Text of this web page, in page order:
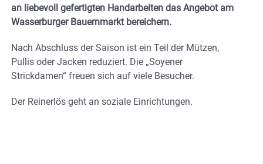
an liebevoll gefertigten Handarbeiten das Angebot am
Wasserburger Bauernmarkt bereichern.
Nach Abschluss der Saison ist ein Teil der Mützen,
Pullis oder Jacken reduziert. Die „Soyener
Strickdamen“ freuen sich auf viele Besucher.
Der Reinerlös geht an soziale Einrichtungen.